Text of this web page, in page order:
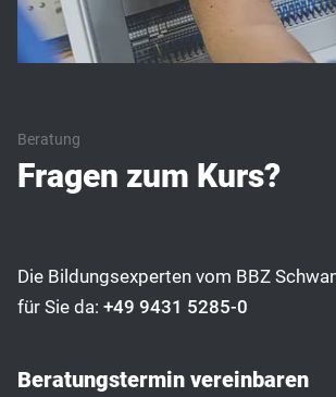
Beratung
Fragen zum Kurs?
Die Bildungsexperten vom BBZ
für Sie da: +49 9431 5285-0
Beratungstermin vereinbaren